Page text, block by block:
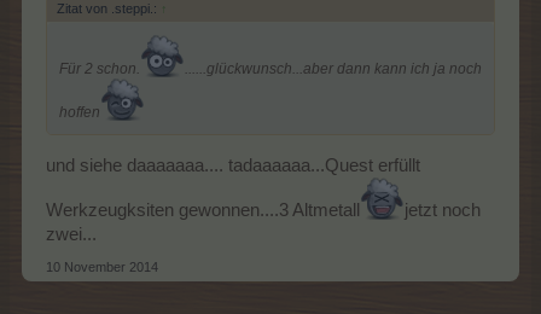
Zitat von .steppi.: ↑
Für 2 schon. ......glückwunsch...aber dann kann ich ja noch
hoffen
und siehe daaaaaaa.... tadaaaaaa...Quest erfüllt
Werkzeugksiten gewonnen....3 Altmetall
jetzt noch
zwei...
10 November 2014